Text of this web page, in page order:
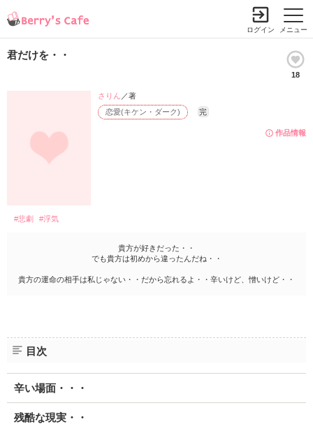
メニュー
ログイン
君だけを・・
18
作品情報
恋愛(キケン・ダーク) 完
さりん ／著
#悲劇 #浮気
貴方が好きだった・・
でも貴方は初めから違ったんだね・・
貴方の運命の相手は私じゃない・・だから忘れるよ・・辛いけど、憎いけど・・
目次
辛い場面・・・
残酷な現実・・